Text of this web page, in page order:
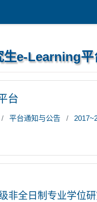
生e-Learning平
台
平台通知与公告
非全日制专业学位